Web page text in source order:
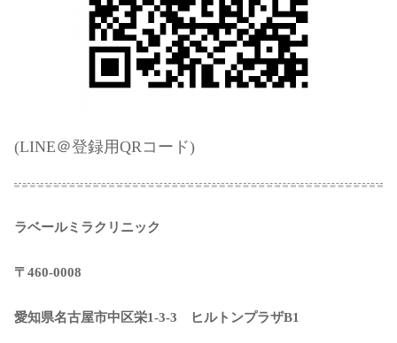
(LINE＠登録用QRコード)
ラベールミラクリニック
〒460-0008
愛知県名古屋市中区栄1-3-3 ヒルトンプラザB1